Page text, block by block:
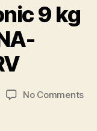
9 kg
No Commentson